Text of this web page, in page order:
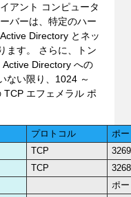
アント コンピュータ
バーは、特定のハー
Directory とネッ
ます。 さらに、トン
Directory への
ない限り、1024 ～
エフェメラル ポ
プロトコル
ポ
TCP
3269
TCP
3268
ポ